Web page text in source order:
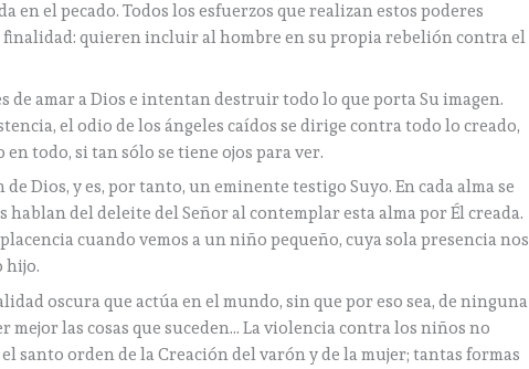
en el pecado. Todos los esfuerzos que realizan estos poderes
quieren incluir al hombre en su propia rebelión contra el
de amar a Dios e intentan destruir todo lo que porta Su imagen.
el odio de los ángeles caídos se dirige contra todo lo creado,
todo, si tan sólo se tiene ojos para ver.
Dios, y es, por tanto, un eminente testigo Suyo. En cada alma se
del deleite del Señor al contemplar esta alma por Él creada.
cuando vemos a un niño pequeño, cuya sola presencia nos
hijo.
oscura que actúa en el mundo, sin que por eso sea, de ninguna
las cosas que suceden… La violencia contra los niños no
santo orden de la Creación del varón y de la mujer; tantas formas